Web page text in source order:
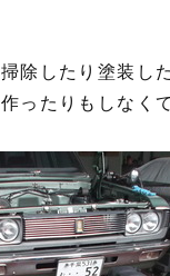
除したり塗装し
ったりもしなく